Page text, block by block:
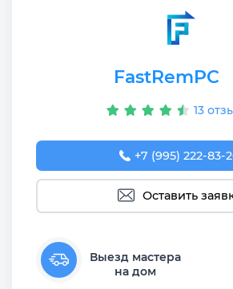
FastRemPC
13
+7 (995) 222-83-
Оставить
Выезд мастера
на дом